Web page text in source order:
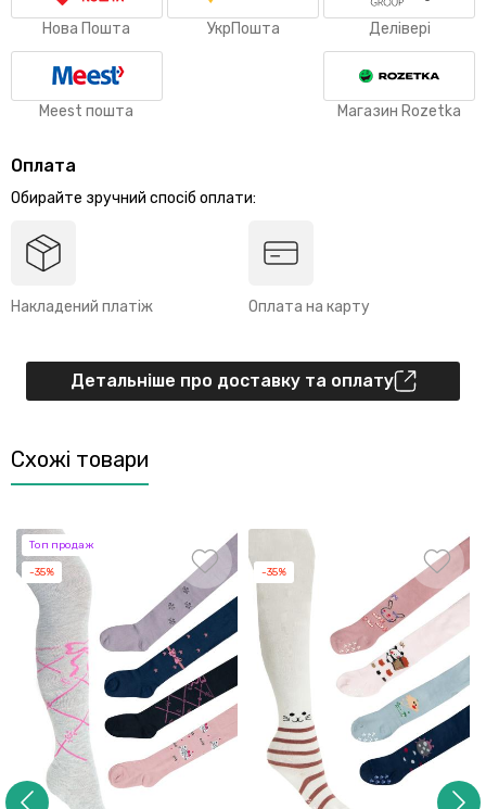
Нова Пошта УкрПошта Делівері
Meest пошта Магазин Rozetka
Оплата
Обирайте зручний спосіб оплати:
Накладений платіж Оплата на карту
Детальніше про доставку та оплату
Схожі товари
Топ продаж
-35% -35%